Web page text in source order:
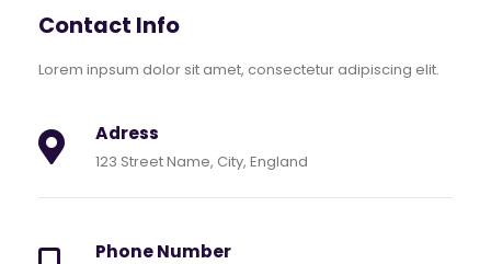
Contact Info
Lorem inpsum dolor sit amet, consectetur adipiscing elit.
Adress
123 Street Name, City, England
Phone Number